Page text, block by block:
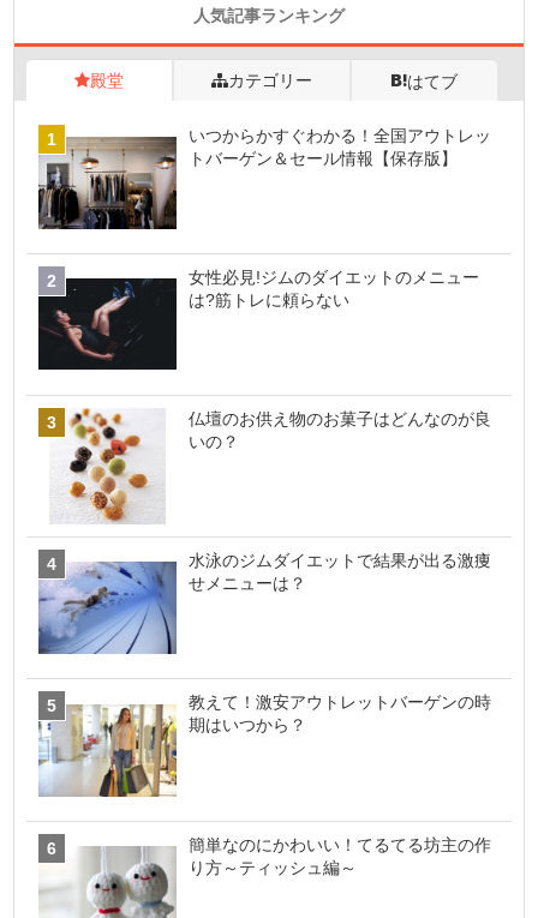
人気記事ランキング
殿堂 カテゴリー はてブ
いつからかすぐわかる！全国アウトレッ
トバーゲン＆セール情報【保存版】
女性必見!ジムのダイエットのメニュー
は?筋トレに頼らない
仏壇のお供え物のお菓子はどんなのが良
いの？
水泳のジムダイエットで結果が出る激痩
せメニューは？
教えて！激安アウトレットバーゲンの時
期はいつから？
簡単なのにかわいい！てるてる坊主の作
り方～ティッシュ編～